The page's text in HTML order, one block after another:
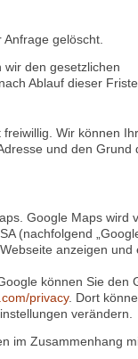
erfolgt die
vorvertraglicher
gelöscht.
den gesetzlichen
Ablauf dieser
Wir können
und den Grund
Google Maps wird